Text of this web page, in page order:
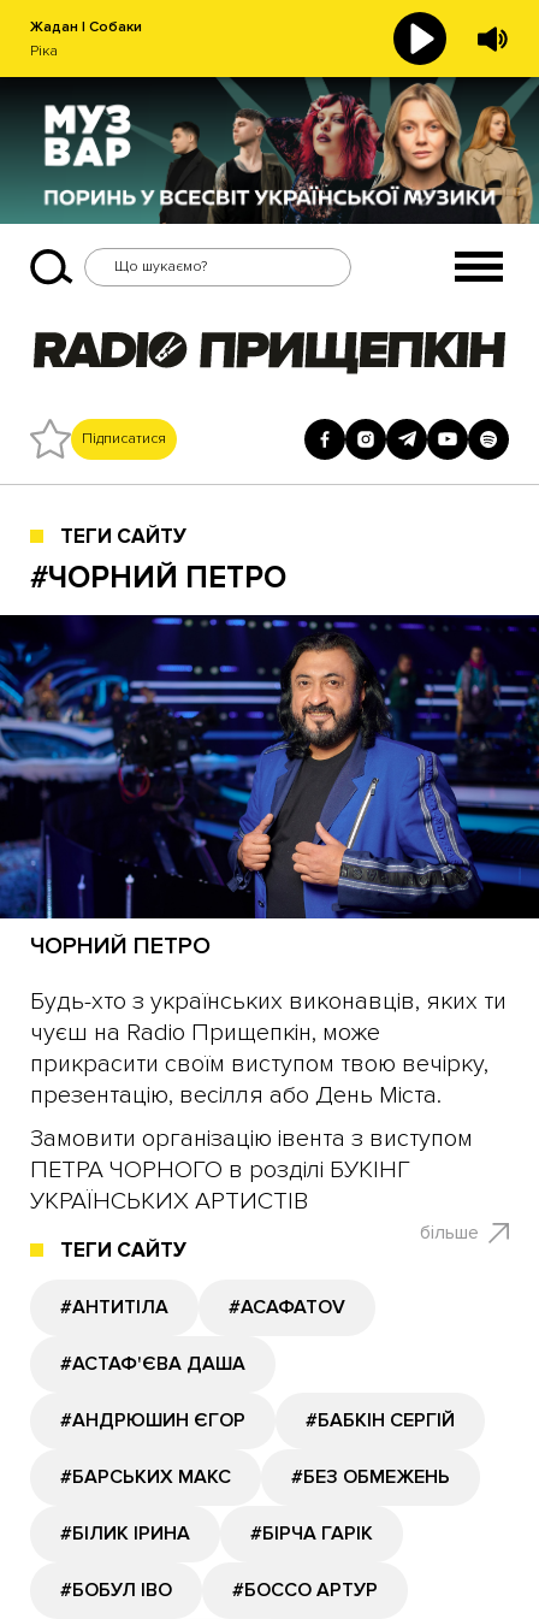
Жадан І Собаки
Ріка
Підписатися
ТЕГИ САЙТУ
#ЧОРНИЙ ПЕТРО
ЧОРНИЙ ПЕТРО
Будь-хто з українських виконавців, яких ти
чуєш на Radio Прищепкін, може
прикрасити своїм виступом твою вечірку,
презентацію, весілля або День Міста.
Замовити організацію івента з виступом
ПЕТРА ЧОРНОГО в розділі БУКІНГ
УКРАЇНСЬКИХ АРТИСТІВ
більше
ТЕГИ САЙТУ
#АНТИТІЛА #АСАФАТОV
#АСТАФ'ЄВА ДАША
#АНДРЮШИН ЄГОР #БАБКІН СЕРГІЙ
#БАРСЬКИХ МАКС #БЕЗ ОБМЕЖЕНЬ
#БІЛИК ІРИНА #БІРЧА ГАРІК
#БОБУЛ ІВО #БОССО АРТУР